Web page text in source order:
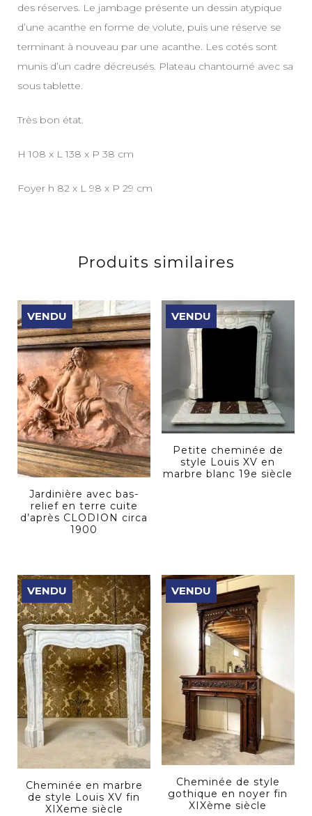
des réserves. Le jambage présente un dessin atypique
d’une acanthe en forme de volute, puis une réserve se
terminant à nouveau par une acanthe. Les cotés sont
munis d’un cadre décreusés. Plateau chantourné avec sa
sous tablette.
Très bon état.
H 108 x L 138 x P 38 cm
Foyer h 82 x L 98 x P 29 cm
Produits similaires
VENDU
Jardinière avec bas-
relief en terre cuite
d’après CLODION circa
1900
VENDU
Petite cheminée de
style Louis XV en
marbre blanc 19e siècle
VENDU
Cheminée en marbre
de style Louis XV fin
XIXeme siècle
VENDU
Cheminée de style
gothique en noyer fin
XIXème siècle